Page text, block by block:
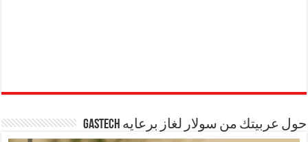
حول عربيتك من سولار لغاز برعايه GASTECH